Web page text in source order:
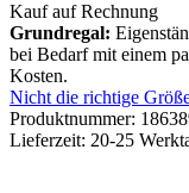
Kauf auf Rechnung
Grundregal:
bei Bedarf mit einem
Kosten.
Nicht die richtige
Produktnummer:
Lieferzeit: 20-25